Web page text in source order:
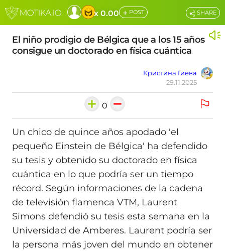
x 0.00 + POST
El niño prodigio de Bélgica que a los 15 años
consigue un doctorado en física cuántica
Кристина Гиева
29.11.2025
SHARE
0
Un chico de quince años apodado 'el
pequeño Einstein de Bélgica' ha defendido
su tesis y obtenido su doctorado en física
cuántica en lo que podría ser un tiempo
récord. Según informaciones de la cadena
de televisión flamenca VTM, Laurent
Simons defendió su tesis esta semana en la
Universidad de Amberes. Laurent podría ser
la persona más joven del mundo en obtener